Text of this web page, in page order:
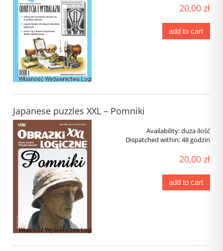
20,00 zł
add to cart
Japanese puzzles XXL – Pomniki
Availability:duża ilość
Dispatched within:48 godzin
20,00 zł
add to cart